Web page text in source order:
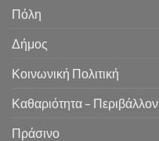
Πόλη
Δήμος
Κοινωνική Πολιτική
Καθαριότητα – Περιβάλλον
Πράσινο